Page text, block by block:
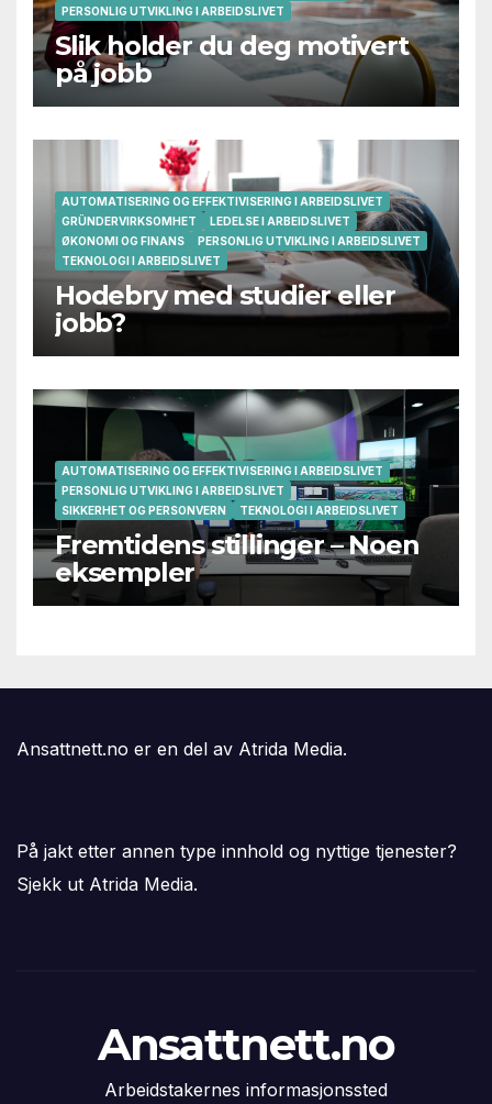
PERSONLIG UTVIKLING I ARBEIDSLIVET
Slik holder du deg motivert
på jobb
AUTOMATISERING OG EFFEKTIVISERING I ARBEIDSLIVET
GRÜNDERVIRKSOMHET
LEDELSE I ARBEIDSLIVET
ØKONOMI OG FINANS
PERSONLIG UTVIKLING I ARBEIDSLIVET
TEKNOLOGI I ARBEIDSLIVET
Hodebry med studier eller
jobb?
AUTOMATISERING OG EFFEKTIVISERING I ARBEIDSLIVET
PERSONLIG UTVIKLING I ARBEIDSLIVET
SIKKERHET OG PERSONVERN
TEKNOLOGI I ARBEIDSLIVET
Fremtidens stillinger – Noen
eksempler
Ansattnett.no er en del av Atrida Media.
På jakt etter annen type innhold og nyttige tjenester?
Sjekk ut Atrida Media.
Ansattnett.no
Arbeidstakernes informasjonssted